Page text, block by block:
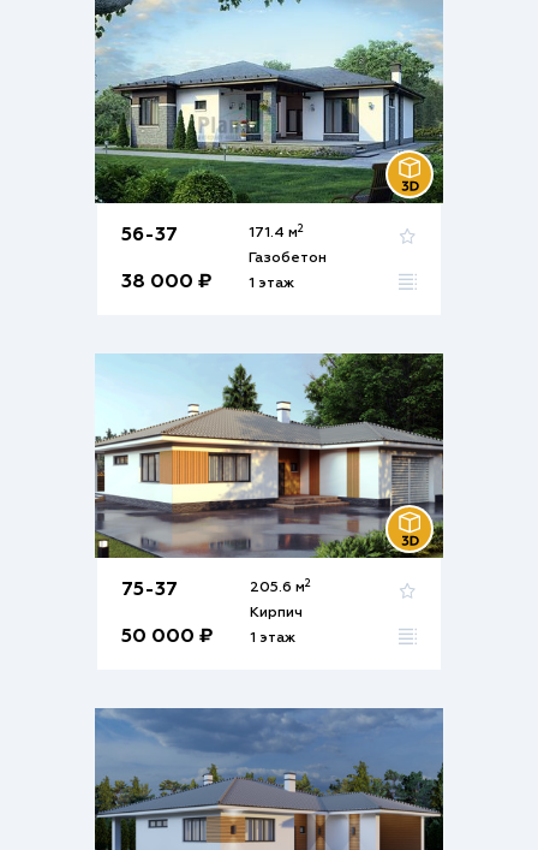
56-37
38 000 ₽
171.4 м2
Газобетон
1 этаж
75-37
50 000 ₽
205.6 м2
Кирпич
1 этаж